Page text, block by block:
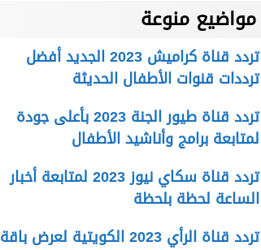
مواضيع منوعة
تردد قناة كراميش 2023 الجديد أفضل
ترددات قنوات الأطفال الحديثة
تردد قناة طيور الجنة 2023 بأعلى جودة
لمتابعة برامج وأناشيد الأطفال
تردد قناة سكاي نيوز 2023 لمتابعة أخبار
الساعة لحظة بلحظة
تردد قناة الرأي 2023 الكويتية لعرض باقة